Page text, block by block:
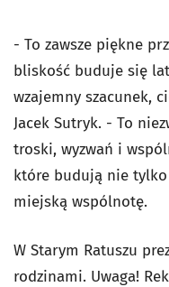
- To zawsze piękne
bliskość buduje się
wzajemny szacunek,
Jacek Sutryk. - To
troski, wyzwań i
które budują nie tylko
miejską wspólnotę.
W Starym Ratuszu
rodzinami. Uwaga!